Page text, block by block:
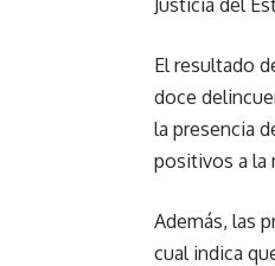
El resultado
doce
la presencia
positivos a la
Además, las
cual indica